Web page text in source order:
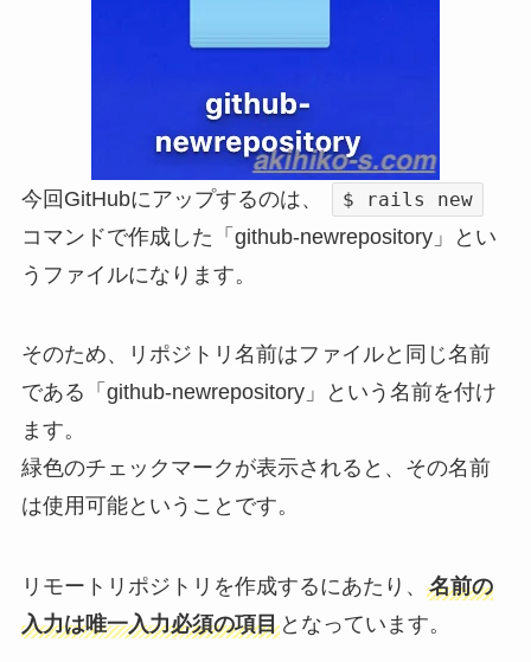
今回GitHubにアップするのは、 $ rails new
コマンドで作成した「github-newrepository」とい
うファイルになります。
そのため、リポジトリ名前はファイルと同じ名前
である「github-newrepository」という名前を付け
ます。
緑色のチェックマークが表示されると、その名前
は使用可能ということです。
リモートリポジトリを作成するにあたり、 名前の
入力は唯一入力必須の項目となっています。